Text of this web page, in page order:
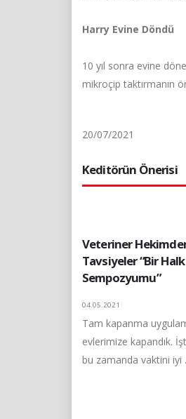
Harry Evine Döndü
10 yıl sonra evine
mikroçip taktırmanın
20/07/2021
Keditörün Önerisi
Veteriner
Tavsiyeler “Bir Halk
Sempozyumu”
04.05.2021
Tam kapanma
evlerimize kapandık.
bu zamanda vaktini iyi